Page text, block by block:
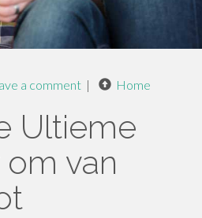
a comment | Home
Ultieme
van